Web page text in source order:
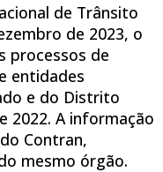
de Trânsito
de 2023, o
processos de
entidades
e do Distrito
2022. A informação
Contran,
mesmo órgão.